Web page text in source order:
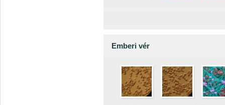
Emberi vér